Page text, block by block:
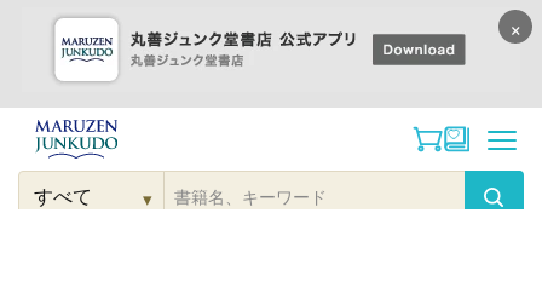
コンテンツに
進む
検
▾
×